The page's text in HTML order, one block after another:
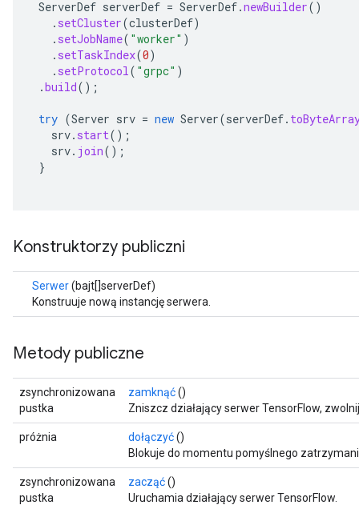
ServerDef serverDef = ServerDef.newBuilder()
. setCluster(clusterDef)
. setJobName( "worker" )
. setTaskIndex(0)
. setProtocol( "grpc" )
.build();
try (Server srv = new Server(serverDef.
srv. start();
srv. join();
}
Konstruktorzy publiczni
Serwer(bajt[]serverDef)
Konstruuje nową instancję serwera.
Metody publiczne
zsynchronizowana
pustka
zamknąć()
Zniszcz działający serwer TensorFlow,
próżnia dołączyć()
Blokuje do momentu pomyślnego
zsynchronizowana
pustka
zacząć()
Uruchamia działający serwer TensorFlow.